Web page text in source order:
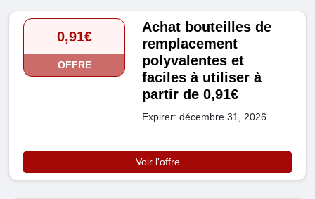
0,91€
OFFRE
Achat bouteilles de
remplacement
polyvalentes et
faciles à utiliser à
partir de 0,91€
Expirer: décembre 31, 2026
Voir l'offre